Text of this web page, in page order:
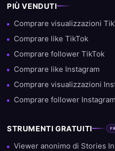
PIÙ VENDUTI
Comprare visualizzazioni
Comprare like TikTok
Comprare follower TikTok
Comprare like Instagram
Comprare visualizzazioni
Comprare follower Instagram
STRUMENTI GRATUITI
Viewer anonimo di Stories